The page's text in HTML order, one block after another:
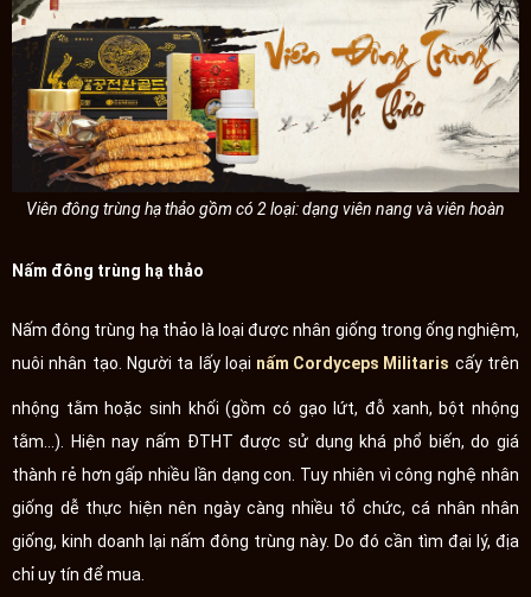
Viên đông trùng hạ thảo gồm có 2 loại: dạng viên nang và viên hoàn
Nấm đông trùng hạ thảo
Nấm đông trùng hạ thảo là loại được nhân giống trong ống nghiệm,
nuôi nhân tạo. Người ta lấy loại nấm Cordyceps Militaris cấy trên
nhộng tằm hoặc sinh khối (gồm có gạo lứt, đỗ xanh, bột nhộng
tằm...). Hiện nay nấm ĐTHT được sử dụng khá phổ biến, do giá
thành rẻ hơn gấp nhiều lần dạng con. Tuy nhiên vì công nghệ nhân
giống dễ thực hiện nên ngày càng nhiều tổ chức, cá nhân nhân
giống, kinh doanh lại nấm đông trùng này. Do đó cần tìm đại lý, địa
chỉ uy tín để mua.